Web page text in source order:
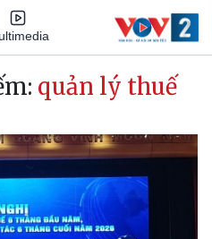
quản lý thuế